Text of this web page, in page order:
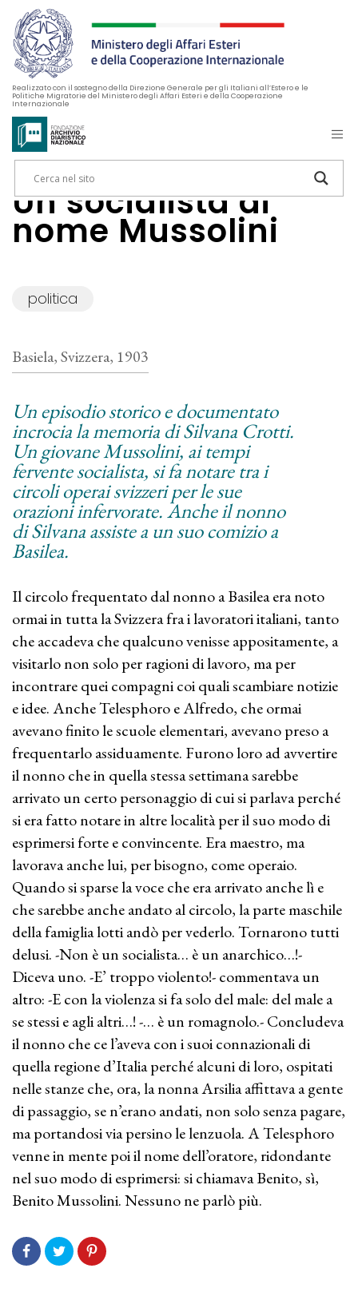
Realizzato con il sostegno della Direzione Generale per gli Italiani all’Estero e le
Politiche Migratorie del Ministero degli Affari Esteri e della Cooperazione
Internazionale
Un socialista di
nome Mussolini
politica
Basiela, Svizzera, 1903
Un episodio storico e documentato
incrocia la memoria di Silvana Crotti.
Un giovane Mussolini, ai tempi
fervente socialista, si fa notare tra i
circoli operai svizzeri per le sue
orazioni infervorate. Anche il nonno
di Silvana assiste a un suo comizio a
Basilea.
Il circolo frequentato dal nonno a Basilea era noto
ormai in tutta la Svizzera fra i lavoratori italiani, tanto
che accadeva che qualcuno venisse appositamente, a
visitarlo non solo per ragioni di lavoro, ma per
incontrare quei compagni coi quali scambiare notizie
e idee. Anche Telesphoro e Alfredo, che ormai
avevano finito le scuole elementari, avevano preso a
frequentarlo assiduamente. Furono loro ad avvertire
il nonno che in quella stessa settimana sarebbe
arrivato un certo personaggio di cui si parlava perché
si era fatto notare in altre località per il suo modo di
esprimersi forte e convincente. Era maestro, ma
lavorava anche lui, per bisogno, come operaio.
Quando si sparse la voce che era arrivato anche lì e
che sarebbe anche andato al circolo, la parte maschile
della famiglia lotti andò per vederlo. Tornarono tutti
delusi. -Non è un socialista… è un anarchico…!-
Diceva uno. -E’ troppo violento!- commentava un
altro: -E con la violenza si fa solo del male: del male a
se stessi e agli altri…! -… è un romagnolo.- Concludeva
il nonno che ce l’aveva con i suoi connazionali di
quella regione d’Italia perché alcuni di loro, ospitati
nelle stanze che, ora, la nonna Arsilia affittava a gente
di passaggio, se n’erano andati, non solo senza pagare,
ma portandosi via persino le lenzuola. A Telesphoro
venne in mente poi il nome dell’oratore, ridondante
nel suo modo di esprimersi: si chiamava Benito, sì,
Benito Mussolini. Nessuno ne parlò più.